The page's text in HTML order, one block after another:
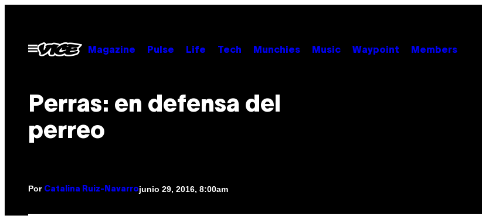
contenido
Abrir
Menú
Magazine Pulse Life Tech Munchies Music Waypoint Members
Perras: en defensa del
perreo
Por Catalina Ruiz-Navarrojunio 29, 2016, 8:00am